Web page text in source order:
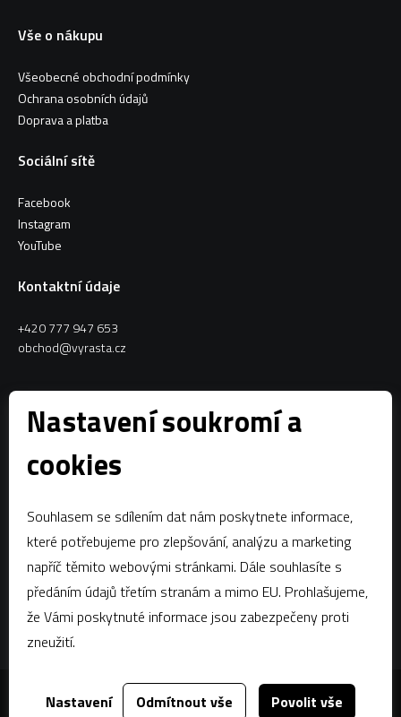
Vše o nákupu
Všeobecné obchodní podmínky
Ochrana osobních údajů
Doprava a platba
Sociální sítě
Facebook
Instagram
YouTube
Kontaktní údaje
+420 777 947 653
obchod@vyrasta.cz
Kontakty
VYRASTA team s.r.o.
Spytihněv 145
DIČ:CZ28287843
Zápis dle § 13a obchodního zákoníku:Krajský soud v Brně, oddíl C,
vložka 58796
Za tímto webem stojídgstudio.
Nastavení soukromí a
cookies
Souhlasem se sdílením dat nám poskytnete informace,
které potřebujeme pro zlepšování, analýzu a marketing
napříč těmito webovými stránkami. Dále souhlasíte s
předáním údajů třetím stranám a mimo EU. Prohlašujeme,
že Vámi poskytnuté informace jsou zabezpečeny proti
zneužití.
Nastavení Odmítnout vše Povolit vše